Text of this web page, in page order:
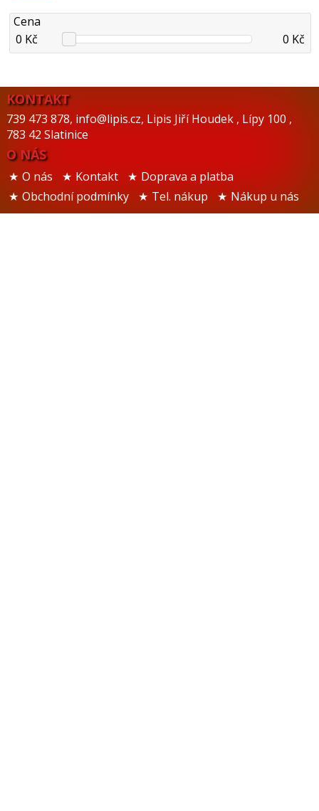
Cena
0 Kč
0 Kč
KONTAKT
739 473 878, info@lipis.cz, Lipis Jiří Houdek , Lípy 100 ,
783 42 Slatinice
O NÁS
O nás Kontakt
Doprava a platba
Obchodní podmínky
Tel. nákup Nákup u nás